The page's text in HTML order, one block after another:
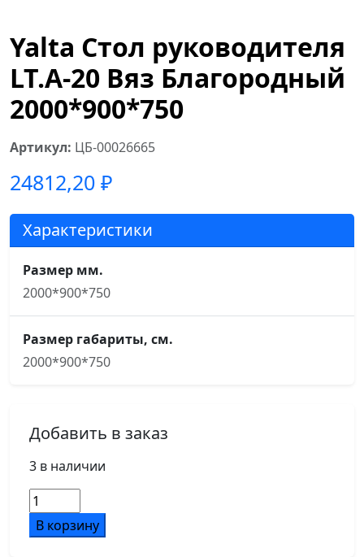
Yalta Стол руководителя
LT.A-20 Вяз Благородный
2000*900*750
Артикул: ЦБ-00026665
24812,20 ₽
Характеристики
Размер мм.
2000*900*750
Размер габариты, см.
2000*900*750
Добавить в заказ
3 в наличии
Количество
товара
Yalta
В корзину